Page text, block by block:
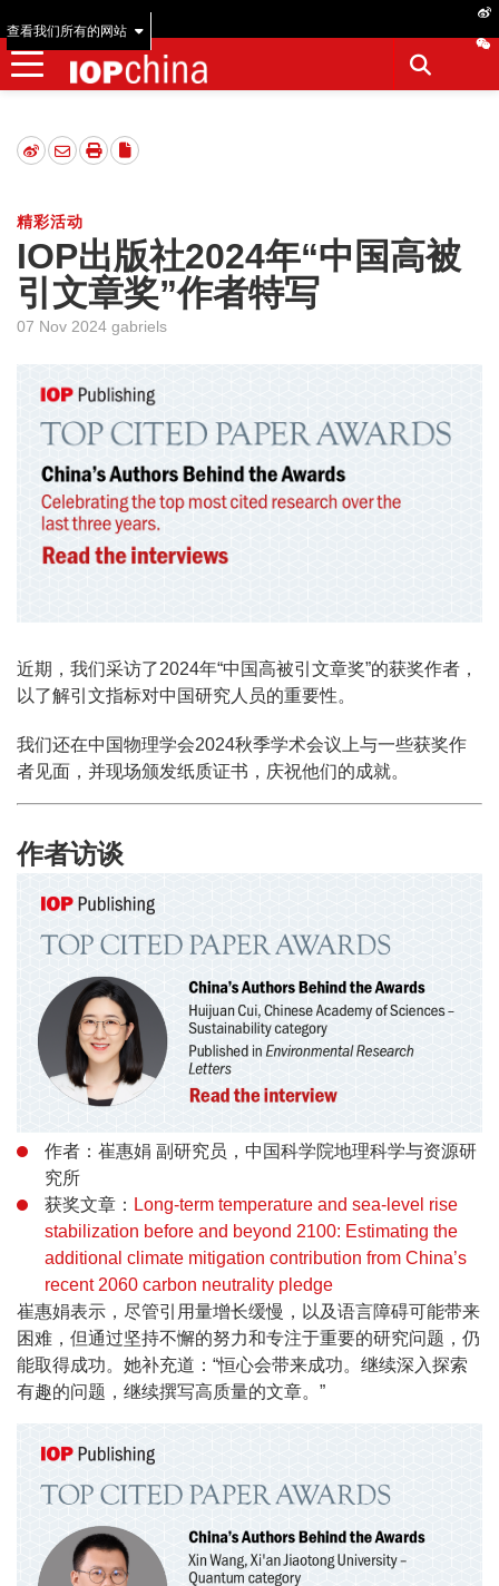
查看我们所有的网站
精彩活动
IOP出版社2024年“中国高被
引文章奖”作者特写
07 Nov 2024 gabriels
近期，我们采访了2024年“中国高被引文章奖”的获奖作者，
以了解引文指标对中国研究人员的重要性。
我们还在中国物理学会2024秋季学术会议上与一些获奖作
者见面，并现场颁发纸质证书，庆祝他们的成就。
作者访谈
作者：崔惠娟 副研究员，中国科学院地理科学与资源研
究所
获奖文章： Long-term temperature and sea-level rise
stabilization before and beyond 2100: Estimating the
additional climate mitigation contribution from China’s
recent 2060 carbon neutrality pledge
崔惠娟表示，尽管引用量增长缓慢，以及语言障碍可能带来
困难，但通过坚持不懈的努力和专注于重要的研究问题，仍
能取得成功。她补充道：“恒心会带来成功。继续深入探索
有趣的问题，继续撰写高质量的文章。”